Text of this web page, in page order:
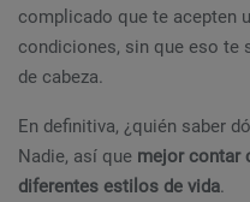
complicado que te acepten
condiciones, sin que eso te
de cabeza.
En definitiva, ¿quién saber
Nadie, así que mejor contar
diferentes estilos de vida.